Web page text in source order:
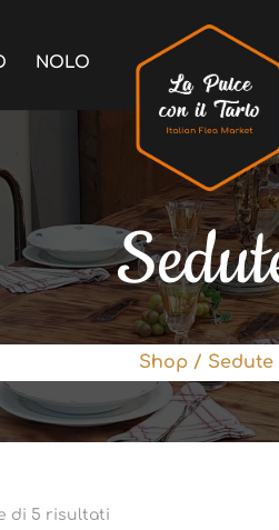
NOLO
Shop/ Sedute
di 5 risultatiOrdina